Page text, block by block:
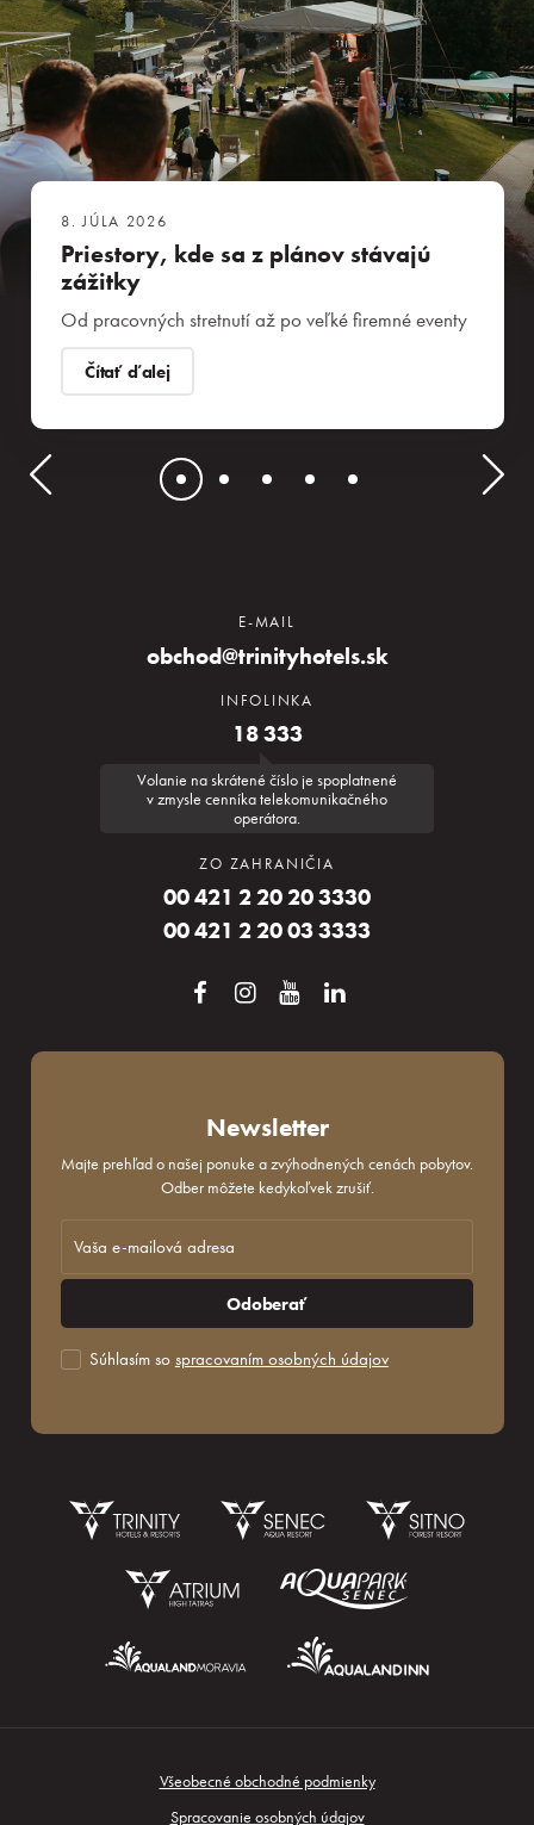
Nezáväzný dopyt
8. JÚLA 2026
Priestory, kde sa z plánov stávajú
zážitky
Od pracovných stretnutí až po veľké firemné eventy
Čítať ďalej
E-MAIL
obchod@trinityhotels.sk
INFOLINKA
18 333
Volanie na skrátené číslo je spoplatnené
v zmysle cenníka telekomunikačného
operátora.
ZO ZAHRANIČIA
00 421 2 20 20 3330
00 421 2 20 03 3333
Newsletter
Majte prehľad o našej ponuke a zvýhodnených cenách pobytov.
Odber môžete kedykoľvek zrušiť.
Odoberať
Súhlasím so spracovaním osobných údajov
Všeobecné obchodné podmienky
Spracovanie osobných údajov